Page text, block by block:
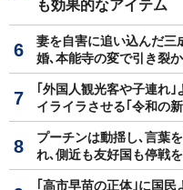
も効果的なアイテム
妻を自害に追い込んだ
婚､本能寺の変で引き裂
｢外国人観光客や子連れ
イライラさせる｢令和の
プーチンは動揺し､言葉
れ､側近も友好国も停戦
｢高市早苗の正体｣に国